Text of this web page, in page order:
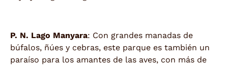
P. N. Lago Manyara: Con grandes manadas de
búfalos, ñúes y cebras, este parque es también un
paraíso para los amantes de las aves, con más de